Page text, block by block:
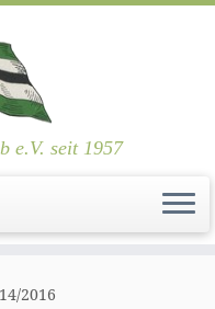
e.V. seit 1957
2016